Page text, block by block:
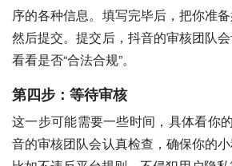
序的各种信息。填写完毕后，把你准
然后提交。提交后，抖音的审核团队
看看是否“合法合规”。
第四步：等待审核
这一步可能需要一些时间，具体看你
音的审核团队会认真检查，确保你的